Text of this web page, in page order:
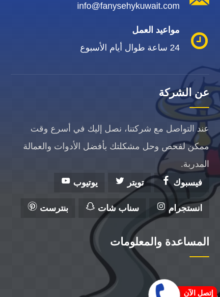
info@fanysehykuwait.com
مواعيد العمل
24 ساعة طوال أيام الأسبوع
عن الشركة
عند التواصل مع شركتنا، نصل إليك في أسرع وقت
ممكن لفحص وحل مشكلتك بأفضل الأدوات والعمالة
المدربة.
فيسبوك
تويتر يوتيوب
انستجرام سناب شات بنترست
المساعدة والمعلومات
إتصل الآن